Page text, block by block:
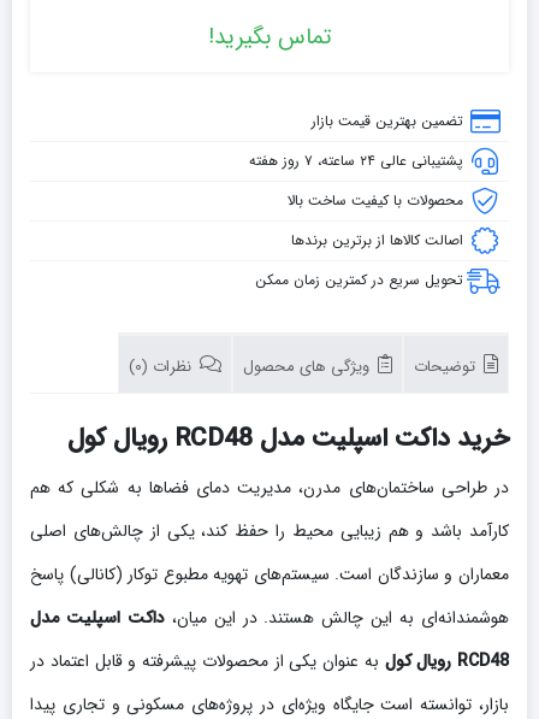
تماس بگیرید!
تضمین بهترین قیمت بازار
پشتیبانی عالی ۲۴ ساعته، ۷ روز هفته
محصولات با کیفیت ساخت بالا
اصالت کالاها از برترین برندها
تحویل سریع در کمترین زمان ممکن
توضیحات ویژگی های محصول نظرات (0)
خرید داکت اسپلیت مدل RCD48 رویال کول
در طراحی ساختمان‌های مدرن، مدیریت دمای فضاها به شکلی که هم
کارآمد باشد و هم زیبایی محیط را حفظ کند، یکی از چالش‌های اصلی
معماران و سازندگان است. سیستم‌های تهویه مطبوع توکار (کانالی) پاسخ
هوشمندانه‌ای به این چالش هستند. در این میان،داکت اسپلیت مدل
RCD48 رویال کول
به عنوان یکی از محصولات پیشرفته و قابل اعتماد در
بازار، توانسته است جایگاه ویژه‌ای در پروژه‌های مسکونی و تجاری پیدا